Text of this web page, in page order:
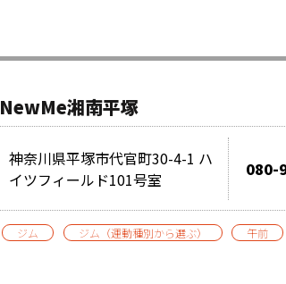
NewMe湘南平塚
神奈川県平塚市代官町30-4-1 ハ
イツフィールド101号室
080-
ジム ジム（運動種別から選ぶ） 午前